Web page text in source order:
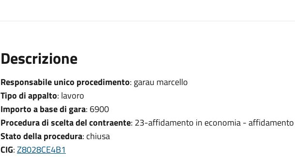
Descrizione
Responsabile unico procedimento: garau marcello
Tipo di appalto: lavoro
Importo a base di gara: 6900
Procedura di scelta del contraente: 23-affidamento in economia -
Stato della procedura: chiusa
CIG:Z8028CE4B1